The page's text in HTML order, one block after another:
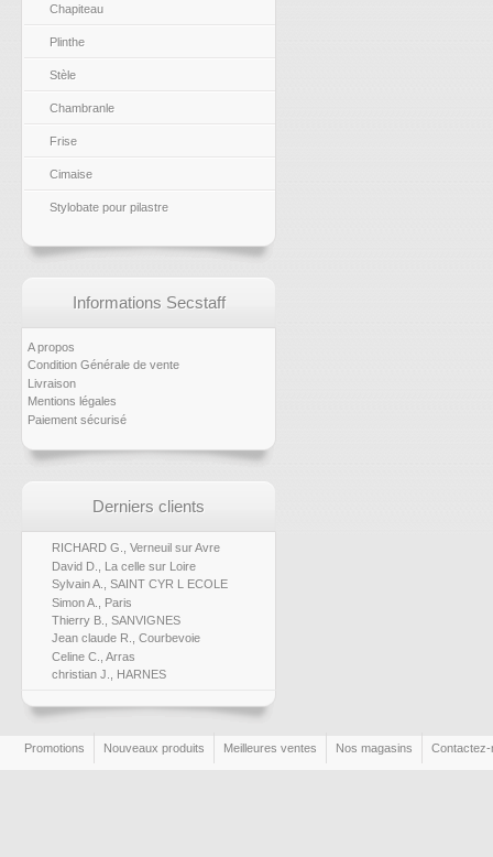
Chapiteau
Plinthe
Stèle
Chambranle
Frise
Cimaise
Stylobate pour pilastre
Informations Secstaff
A propos
Condition Générale de vente
Livraison
Mentions légales
Paiement sécurisé
Derniers clients
RICHARD G., Verneuil sur Avre
David D., La celle sur Loire
Sylvain A., SAINT CYR L ECOLE
Simon A., Paris
Thierry B., SANVIGNES
Jean claude R., Courbevoie
Celine C., Arras
christian J., HARNES
Promotions Nouveaux produits Meilleures ventes Nos magasins Contactez-